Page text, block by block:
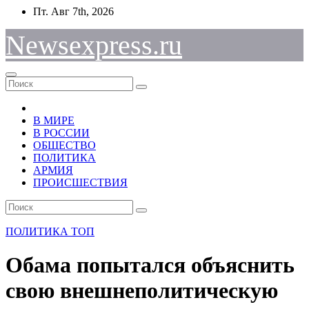
Перейти
содержимому
Пт. Авг 7th, 2026
Newsexpress.ru
В МИРЕ
В РОССИИ
ОБЩЕСТВО
ПОЛИТИКА
АРМИЯ
ПРОИСШЕСТВИЯ
ПОЛИТИКА ТОП
Обама попытался объяснить
свою внешнеполитическую